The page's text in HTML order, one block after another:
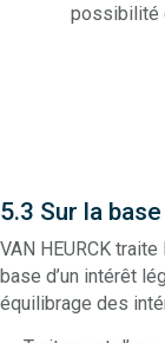
possibilité
5.3 Sur la
VAN HEURCK
base d’un intérêt
équilibrage des